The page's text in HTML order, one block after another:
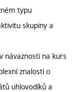
typu
skupiny a
návaznosti na kurs
znalosti o
uhlovodíků a